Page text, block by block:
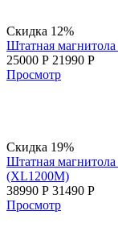
Скидка 12%
Штатная
25000 Р 21990 Р
Просмотр
Скидка 19%
Штатная магнитола
(XL1200M)
38990 Р 31490 Р
Просмотр